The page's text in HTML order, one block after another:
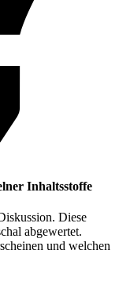
Inhaltsstoffe
Diese
abgewertet.
und welchen